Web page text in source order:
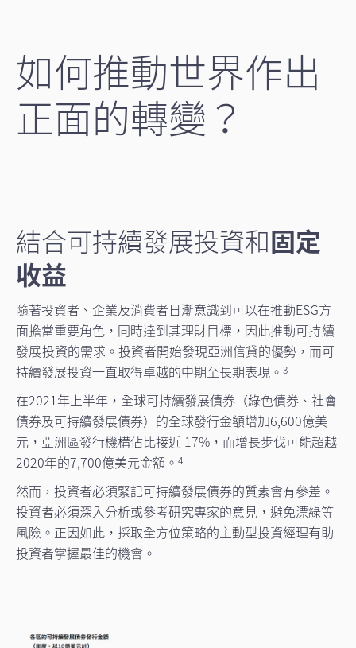
如何推動世界作出
正面的轉變？
結合可持續發展投資和固定
收益
隨著投資者、企業及消費者日漸意識到可以在推動ESG方
面擔當重要角色，同時達到其理財目標，因此推動可持續
發展投資的需求。投資者開始發現亞洲信貸的優勢，而可
持續發展投資一直取得卓越的中期至長期表現。 3
在2021年上半年，全球可持續發展債券（綠色債券、社會
債券及可持續發展債券）的全球發行金額增加6,600億美
元，亞洲區發行機構佔比接近 17%，而增長步伐可能超越
2020年的7,700億美元金額。 4
然而，投資者必須緊記可持續發展債券的質素會有參差。
投資者必須深入分析或參考研究專家的意見，避免漂綠等
風險。正因如此，採取全方位策略的主動型投資經理有助
投資者掌握最佳的機會。